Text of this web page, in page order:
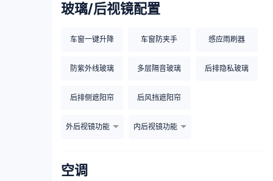
玻璃/后视镜配置
车窗一键升降 车窗防夹手 感应雨刷器
防紫外线玻璃 多层隔音玻璃 后排隐私玻璃
后排侧遮阳帘 后风挡遮阳帘
外后视镜功能 内后视镜功能
空调